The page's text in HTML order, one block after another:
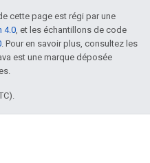
cette page est régi par une
4.0 , et les échantillons de code
. Pour en savoir plus, consultez les
est une marque déposée